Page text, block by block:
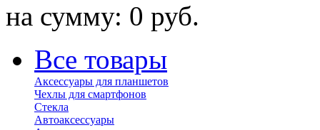
на сумму: 0 руб.
Все товары
Аксессуары для планшетов
Чехлы для смартфонов
Стекла
Автоаксессуары